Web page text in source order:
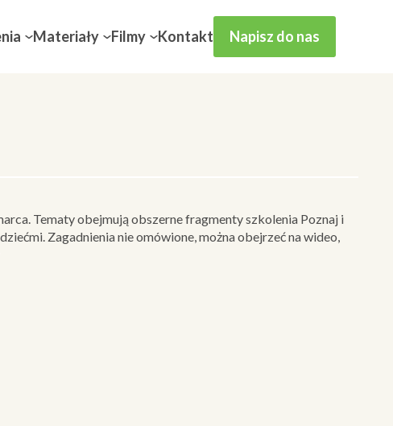
Materiały Filmy Kontakt Napisz do nas
Tematy obejmują obszerne fragmenty szkolenia Poznaj i
Zagadnienia nie omówione, można obejrzeć na wideo,